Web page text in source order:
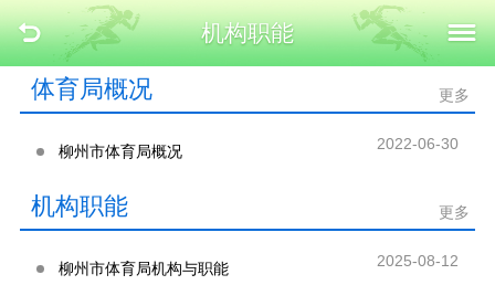
机构职能
体育局概况 更多
柳州市体育局概况 2022-06-30
机构职能 更多
柳州市体育局机构与职能 2025-08-12